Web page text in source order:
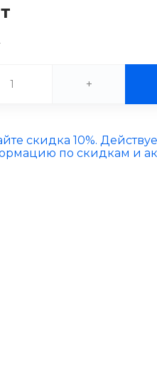
+
скидка 10%.
по скидкам и